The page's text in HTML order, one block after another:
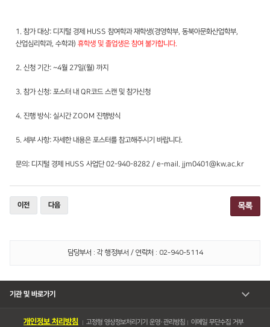
1. 참가 대상: 디지털 경제 HUSS 참여학과 재학생(경영학부, 동북아문화산업학부,
산업심리학과, 수학과) 휴학생 및 졸업생은 참여 불가합니다.
2. 신청 기간: ~4월 27일(월) 까지
3. 참가 신청: 포스터 내 QR코드 스캔 및 참가신청
4. 진행 방식: 실시간 ZOOM 진행방식
5. 세부 사항: 자세한 내용은 포스터를 참고해주시기 바랍니다.
문의: 디지털 경제 HUSS 사업단 02-940-8282 / e-mail. jjm0401@kw.ac.kr
이전 다음 목록
담당부서 : 각 행정부서 / 연락처 : 02-940-5114
기관 및 바로가기
개인정보 처리방침 고정형 영상정보처리기기 운영・관리방침
이메일 무단수집 거부